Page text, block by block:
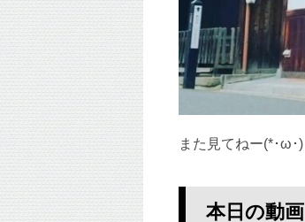
また見てねー(*･ω･)
本日の動画